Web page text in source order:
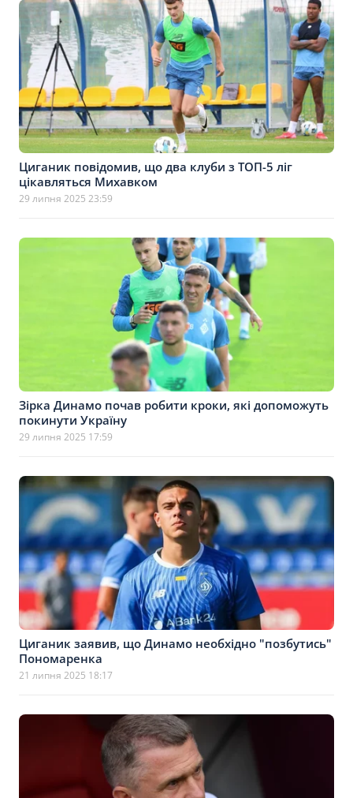
Циганик повідомив, що два клуби з ТОП-5 ліг
цікавляться Михавком
29 липня 2025 23:59
Зірка Динамо почав робити кроки, які допоможуть
покинути Україну
29 липня 2025 17:59
Циганик заявив, що Динамо необхідно "позбутись"
Пономаренка
21 липня 2025 18:17